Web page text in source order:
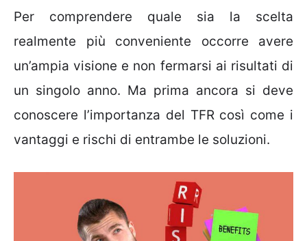
Per comprendere quale sia la scelta
realmente più conveniente occorre avere
un’ampia visione e non fermarsi ai risultati di
un singolo anno. Ma prima ancora si deve
conoscere l’importanza del TFR così come i
vantaggi e rischi di entrambe le soluzioni.